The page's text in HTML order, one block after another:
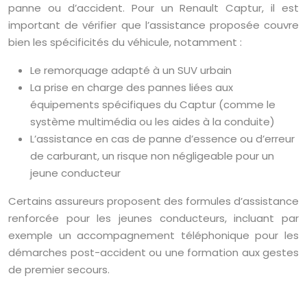
panne ou d’accident. Pour un Renault Captur, il est
important de vérifier que l’assistance proposée couvre
bien les spécificités du véhicule, notamment :
Le remorquage adapté à un SUV urbain
La prise en charge des pannes liées aux
équipements spécifiques du Captur (comme le
système multimédia ou les aides à la conduite)
L’assistance en cas de panne d’essence ou d’erreur
de carburant, un risque non négligeable pour un
jeune conducteur
Certains assureurs proposent des formules d’assistance
renforcée pour les jeunes conducteurs, incluant par
exemple un accompagnement téléphonique pour les
démarches post-accident ou une formation aux gestes
de premier secours.